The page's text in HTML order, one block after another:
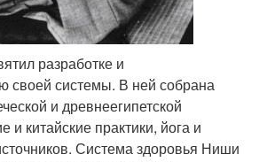
разработке и
своей системы. В ней собрана
и древнеегипетской
и китайские практики, йога и
Система здоровья Ниши